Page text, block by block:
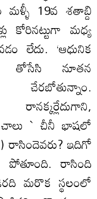
మళ్ళీ 19వ శతాబ్ది
మధ్య
లేదు. ‘ఆధునిక
తోసేసి నూతన
చాలు ` చీనీ భాషలో
రాసిందెవరు? ఇదిగో
రాసింది
మరొక స్థలంలో